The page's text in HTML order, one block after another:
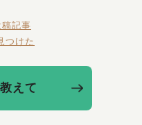
記事
つけた
えて